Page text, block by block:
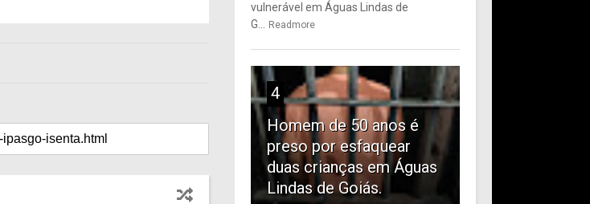
vulnerável em Águas Lindas de
G...
Readmore
4
Homem de 50 anos é
preso por esfaquear
duas crianças em Águas
Lindas de Goiás.